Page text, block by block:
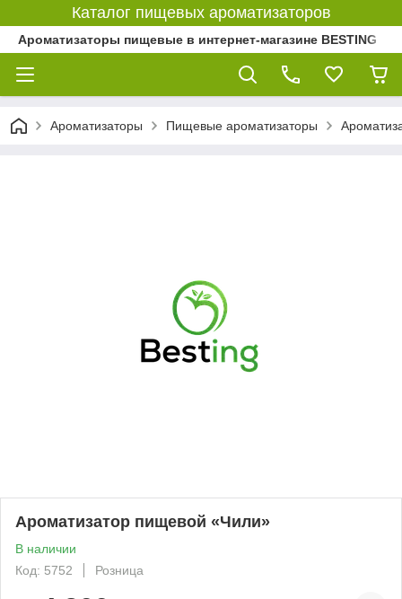
Каталог пищевых ароматизаторов
Ароматизаторы пищевые в интернет-магазине BESTING
Ароматизаторы Пищевые ароматизаторы
Ароматизатор пищевой «Чили»
В наличии
Код: 5752
Розница